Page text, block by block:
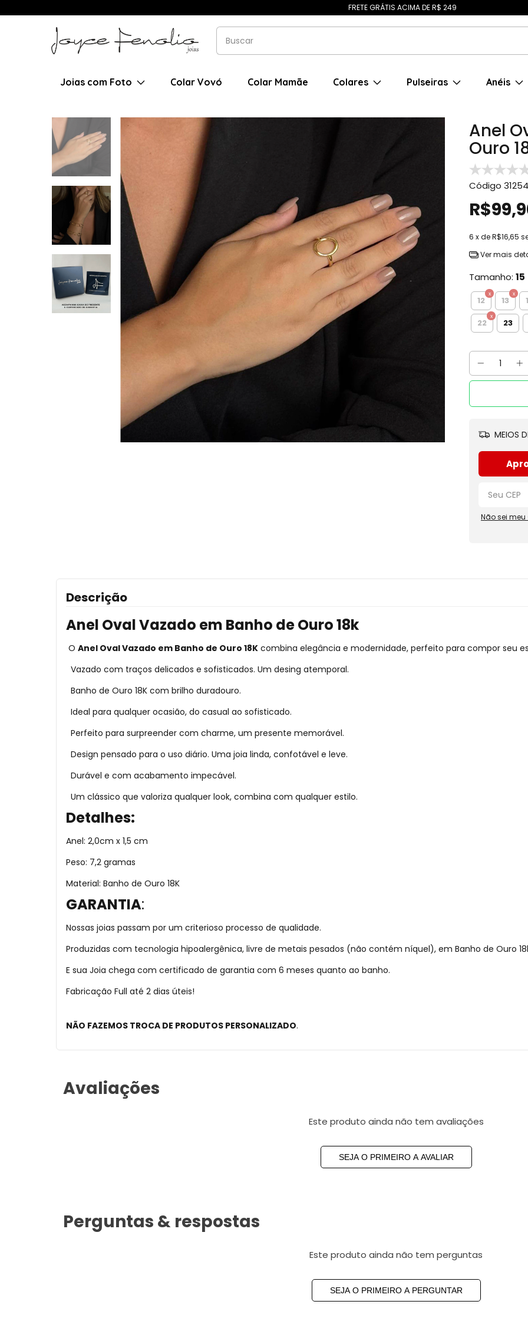
FRETE GRÁTIS ACIMA DE R$ 249
Joias com Foto Colar Vovó Colar Mamãe Colares Pulseiras Anéis
Anel
Ouro
Código
6 x deR$16,65
Ver mais
Tamanho: 15
12 13
22
23
MEIOS
Não sei meu
Descrição
Anel Oval Vazado em Banho de Ouro 18k
O Anel Oval Vazado em Banho de Ouro 18K combina elegância e modernidade, perfeito para compor seu
Vazado com traços delicados e sofisticados. Um desing atemporal.
Banho de Ouro 18K com brilho duradouro.
Ideal para qualquer ocasião, do casual ao sofisticado.
Perfeito para surpreender com charme, um presente memorável.
Design pensado para o uso diário. Uma joia linda, confotável e leve.
Durável e com acabamento impecável.
Um clássico que valoriza qualquer look, combina com qualquer estilo.
Detalhes:
Anel: 2,0cm x 1,5 cm
Peso: 7,2 gramas
Material: Banho de Ouro 18K
GARANTIA:
Nossas joias passam por um criterioso processo de qualidade.
Produzidas com tecnologia hipoalergênica, livre de metais pesados (não contém níquel), em Banho de Ouro
E sua Joia chega com certificado de garantia com 6 meses quanto ao banho.
Fabricação Full até 2 dias úteis!
NÃO FAZEMOS TROCA DE PRODUTOS PERSONALIZADO.
Avaliações
Este produto ainda não tem avaliações
SEJA O PRIMEIRO A AVALIAR
Perguntas & respostas
Este produto ainda não tem perguntas
SEJA O PRIMEIRO A PERGUNTAR